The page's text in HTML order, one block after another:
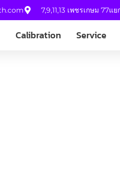
7,9,11,13 เพชรเกษม 77
Calibration Service